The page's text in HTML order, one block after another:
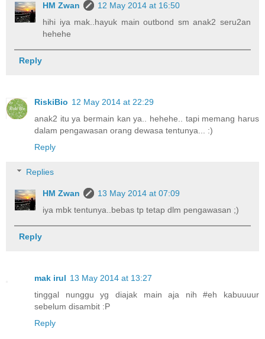
HM Zwan
12 May 2014 at 16:50
hihi iya mak..hayuk main outbond sm anak2 seru2an
hehehe
Reply
RiskiBio 12 May 2014 at 22:29
anak2 itu ya bermain kan ya.. hehehe.. tapi memang harus
dalam pengawasan orang dewasa tentunya... :)
Reply
Replies
HM Zwan
13 May 2014 at 07:09
iya mbk tentunya..bebas tp tetap dlm pengawasan ;)
Reply
mak irul 13 May 2014 at 13:27
tinggal nunggu yg diajak main aja nih #eh kabuuuur
sebelum disambit :P
Reply